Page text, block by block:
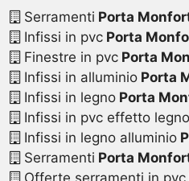
Serramenti Porta
Infissi in pvcPorta
Finestre in pvcPorta
Infissi in alluminioPorta
Infissi in legnoPorta
Infissi in pvc effetto legno
Infissi in legno alluminio
Serramenti Porta